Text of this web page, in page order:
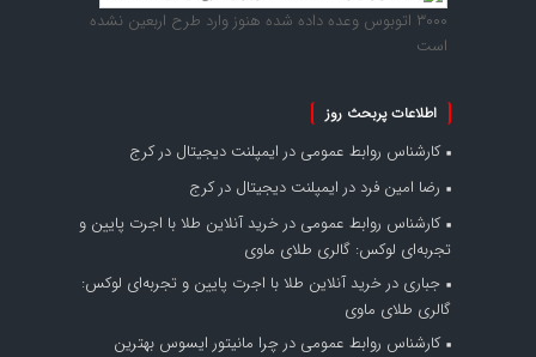
۳۰۰۰ اتوبوس وعده داده شده هنوز وارد طرح اربعین نشده
است
اطلاعات پربحث روز
کارشناس روابط عمومی در ایمپلنت دیجیتال در کرج
رضا امین فرد در ایمپلنت دیجیتال در کرج
کارشناس روابط عمومی در خرید آنلاین طلا با اجرت پایین و
تجربه‌ای لوکس: گالری طلای ماوی
جباری در خرید آنلاین طلا با اجرت پایین و تجربه‌ای لوکس:
گالری طلای ماوی
کارشناس روابط عمومی در چرا مانیتور ایسوس بهترین